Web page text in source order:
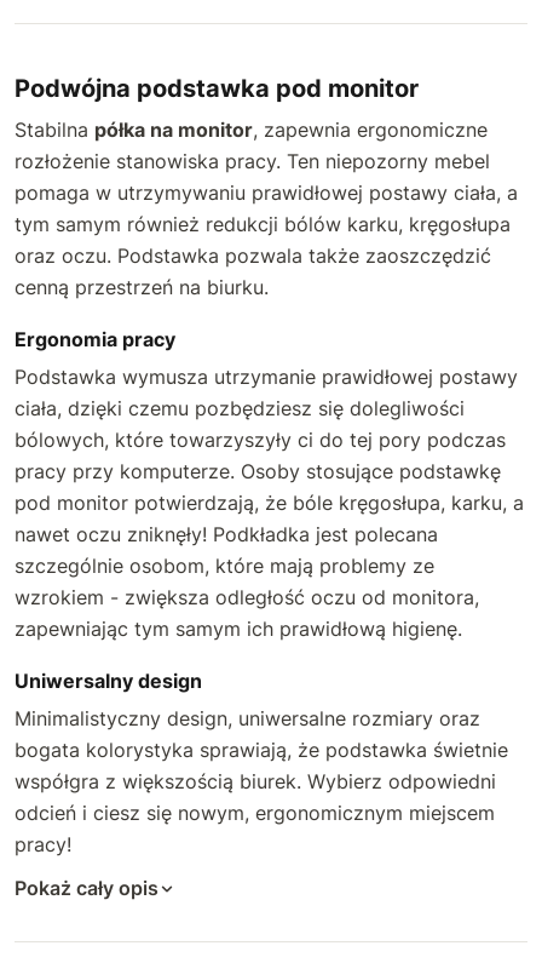
Podwójna podstawka pod monitor
Stabilna półka na monitor, zapewnia ergonomiczne
rozłożenie stanowiska pracy. Ten niepozorny mebel
pomaga w utrzymywaniu prawidłowej postawy ciała, a
tym samym również redukcji bólów karku, kręgosłupa
oraz oczu. Podstawka pozwala także zaoszczędzić
cenną przestrzeń na biurku.
Ergonomia pracy
Podstawka wymusza utrzymanie prawidłowej postawy
ciała, dzięki czemu pozbędziesz się dolegliwości
bólowych, które towarzyszyły ci do tej pory podczas
pracy przy komputerze. Osoby stosujące podstawkę
pod monitor potwierdzają, że bóle kręgosłupa, karku, a
nawet oczu zniknęły! Podkładka jest polecana
szczególnie osobom, które mają problemy ze
wzrokiem - zwiększa odległość oczu od monitora,
zapewniając tym samym ich prawidłową higienę.
Uniwersalny design
Minimalistyczny design, uniwersalne rozmiary oraz
bogata kolorystyka sprawiają, że podstawka świetnie
współgra z większością biurek. Wybierz odpowiedni
odcień i ciesz się nowym, ergonomicznym miejscem
pracy!
Pokaż cały opis